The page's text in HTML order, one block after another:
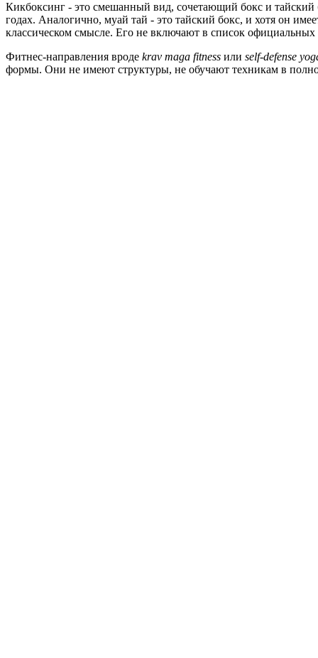
Кикбоксинг - это смешанный вид, сочетающий бокс и
годах. Аналогично, муай тай - это тайский бокс, и хотя он
классическом смысле. Его не включают в список
Фитнес-направления вроде krav maga fitness или self-defense
формы. Они не имеют структуры, не обучают техникам в